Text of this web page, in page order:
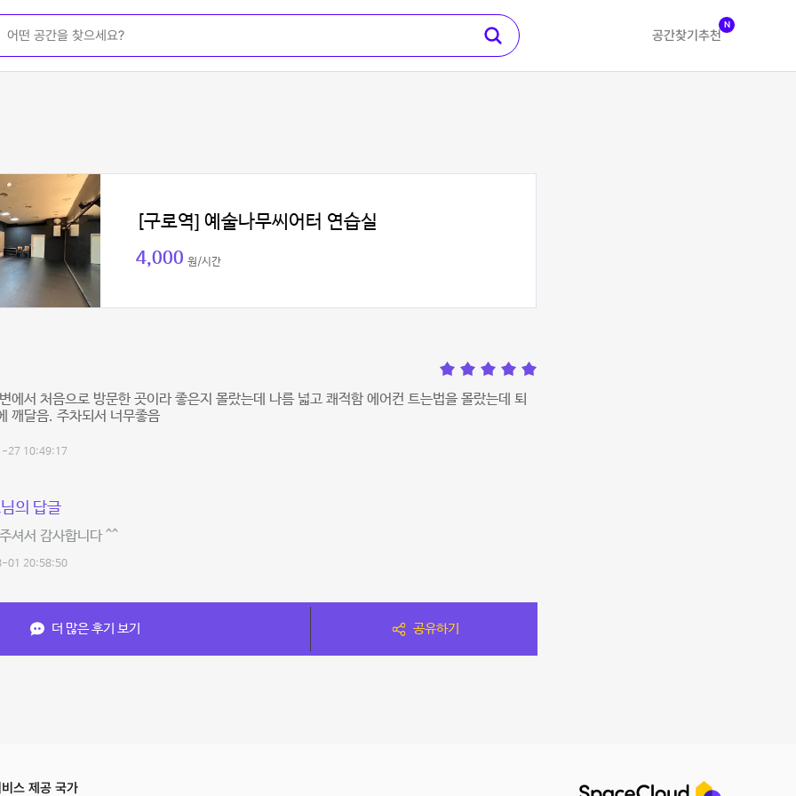
공간찾기 추천
N
[구로역] 예술나무씨어터 연습실
4,000 원/시간
에서 처음으로 방문한 곳이라 좋은지 몰랐는데 나름 넓고 쾌적함 에어컨 트는법을 몰랐는데 퇴
깨달음. 주차되서 너무좋음
27 10:49:17
의 답글
셔서 감사합니다 ^^
01 20:58:50
더 많은 후기 보기 공유하기
스 제공 국가